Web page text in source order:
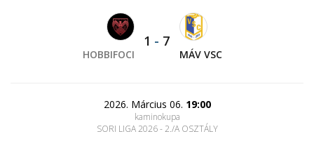
HOBBIFOCI
1 - 7
MÁV VSC
2026. Március 06. 19:00
kaminokupa
SORI LIGA 2026 - 2./A OSZTÁLY